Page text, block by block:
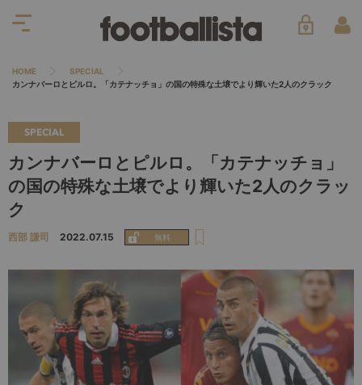
HOME
SPECIAL
カンナバーロとピルロ。「カテナッチョ」の国の特殊な土壌でより輝いた2人のクラック
SPECIAL
カンナバーロとピルロ。「カテナッチョ」
の国の特殊な土壌でより輝いた2人のクラッ
ク
西部 謙司 2022.07.15